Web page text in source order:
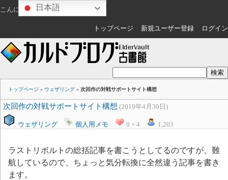
こんにちは ゲスト さん
トップページ 新規ユーザー登録 ログイン
トップページ » ウェザリング » 次回作の対戦サポートサイト構想
次回作の対戦サポートサイト構想 (2019年4月30日)
ウェザリング 個人用メモ 0 + 4 1,203
ラストリボルトの総括記事を書こうとしてるのですが、難
航しているので、ちょっと気分転換に全然違う記事を書き
ます。
日本語